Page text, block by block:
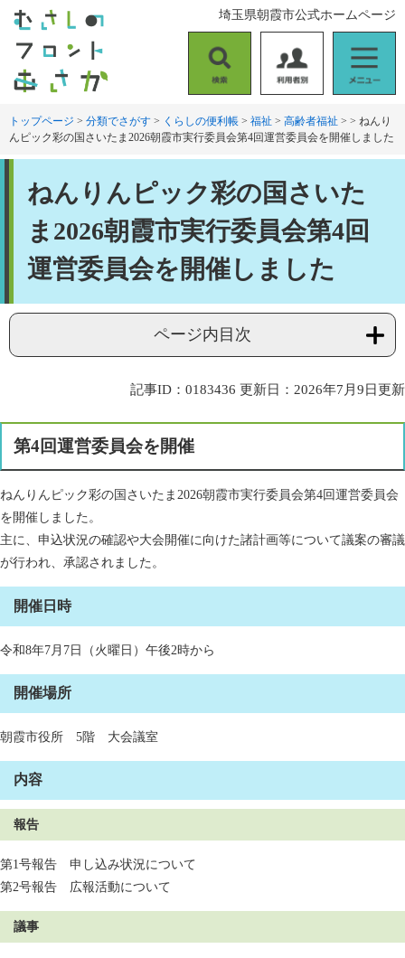
す
。
し
て
索
用
者
別
ニ
ュ
ー
埼玉県朝霞市公式ホームページ
トップページ > 分類でさがす > くらしの便利帳 > 福祉 > 高齢者福祉 > > ねんり
んピック彩の国さいたま2026朝霞市実行委員会第4回運営委員会を開催しました
ねんりんピック彩の国さいた
ま2026朝霞市実行委員会第4回
運営委員会を開催しました
ページ内目次
記事ID：0183436 更新日：2026年7月9日更新
第4回運営委員会を開催
ねんりんピック彩の国さいたま2026朝霞市実行委員会第4回運営委員会
を開催しました。
主に、申込状況の確認や大会開催に向けた諸計画等について議案の審議
が行われ、承認されました。​​
開催日時
令和8年7月7日（火曜日）午後2時から
開催場所
朝霞市役所 5階 大会議室
内容
報告
第1号報告 申し込み状況について
第2号報告 広報活動について
議事